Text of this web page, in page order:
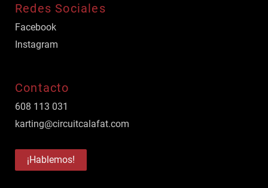
Redes Sociales
Facebook
Instagram
Contacto
608 113 031
karting@circuitcalafat.com
¡Hablemos!